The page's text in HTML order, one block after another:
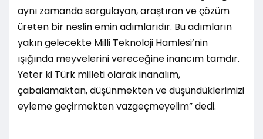
aynı zamanda sorgulayan, araştıran ve çözüm
üreten bir neslin emin adımlarıdır. Bu adımların
yakın gelecekte Milli Teknoloji Hamlesi’nin
ışığında meyvelerini vereceğine inancım tamdır.
Yeter ki Türk milleti olarak inanalım,
çabalamaktan, düşünmekten ve düşündüklerimizi
eyleme geçirmekten vazgeçmeyelim” dedi.